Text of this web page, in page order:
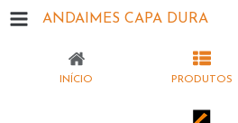
ANDAIMES CAPA DURA
INÍCIO PRODUTOS